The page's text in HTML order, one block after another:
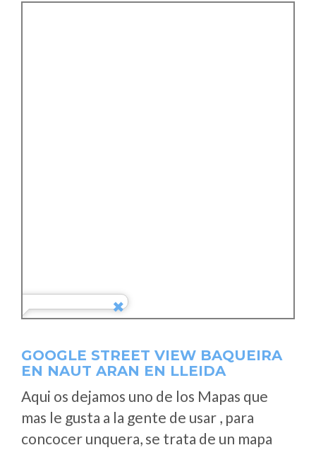
GOOGLE STREET VIEW BAQUEIRA
EN NAUT ARAN EN LLEIDA
Aqui os dejamos uno de los Mapas que
mas le gusta a la gente de usar , para
concocer unquera, se trata de un mapa